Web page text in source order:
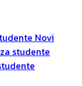
Novi
studente